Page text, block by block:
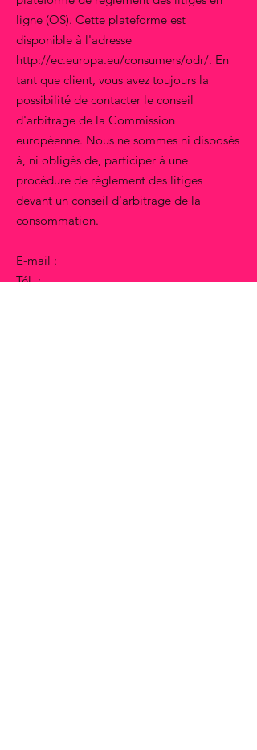
ligne (OS). Cette plateforme est
disponible à l'adresse
http://ec.europa.eu/consumers/odr/. En
tant que client, vous avez toujours la
possibilité de contacter le conseil
d'arbitrage de la Commission
européenne. Nous ne sommes ni disposés
à, ni obligés de, participer à une
procédure de règlement des litiges
devant un conseil d'arbitrage de la
consommation.
E-mail :
Tél. :